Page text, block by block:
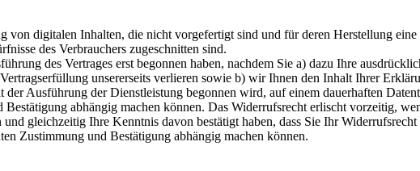
von digitalen Inhalten, die nicht vorgefertigt sind und für deren Herstellung
des Verbrauchers zugeschnitten sind.
des Vertrages erst begonnen haben, nachdem Sie a) dazu Ihre
unsererseits verlieren sowie b) wir Ihnen den Inhalt Ihrer
der Ausführung der Dienstleistung begonnen wird, auf einem dauerhaften
abhängig machen können. Das Widerrufsrecht erlischt vorzeitig,
gleichzeitig Ihre Kenntnis davon bestätigt haben, dass Sie Ihr
Zustimmung und Bestätigung abhängig machen können.